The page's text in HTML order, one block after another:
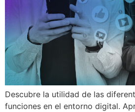
Descubre la utilidad de las
funciones en el entorno digital.